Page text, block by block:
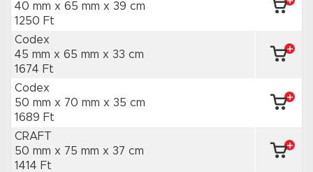
40 mm x 65 mm x 39 cm
1250 Ft
Codex
45 mm x 65 mm x 33 cm
1674 Ft
Codex
50 mm x 70 mm x 35 cm
1689 Ft
CRAFT
50 mm x 75 mm x 37 cm
1414 Ft